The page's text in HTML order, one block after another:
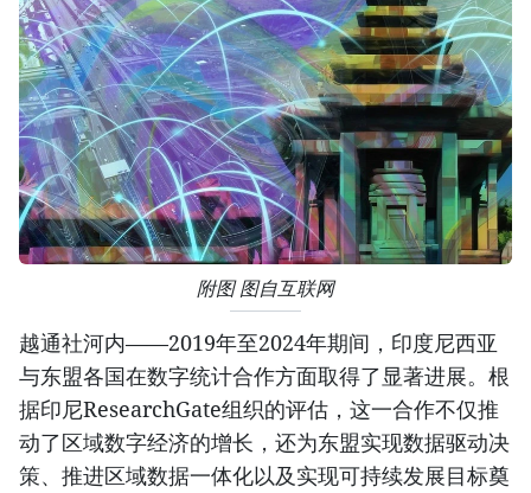
附图 图自互联网
越通社河内——2019年至2024年期间，印度尼西亚
与东盟各国在数字统计合作方面取得了显著进展。根
据印尼ResearchGate组织的评估，这一合作不仅推
动了区域数字经济的增长，还为东盟实现数据驱动决
策、推进区域数据一体化以及实现可持续发展目标奠